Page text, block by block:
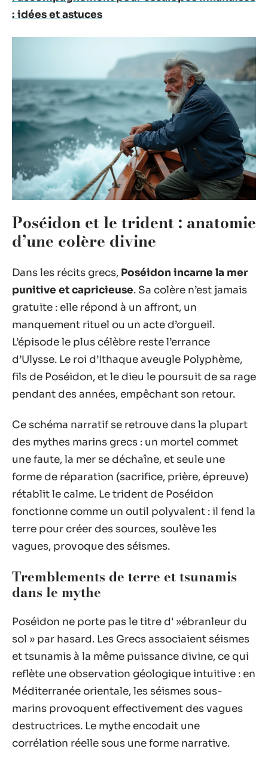
: idées et astuces
Poséidon et le trident : anatomie
d’une colère divine
Dans les récits grecs, Poséidon incarne la mer
punitive et capricieuse. Sa colère n’est jamais
gratuite : elle répond à un affront, un
manquement rituel ou un acte d’orgueil.
L’épisode le plus célèbre reste l’errance
d’Ulysse. Le roi d’Ithaque aveugle Polyphème,
fils de Poséidon, et le dieu le poursuit de sa rage
pendant des années, empêchant son retour.
Ce schéma narratif se retrouve dans la plupart
des mythes marins grecs : un mortel commet
une faute, la mer se déchaîne, et seule une
forme de réparation (sacrifice, prière, épreuve)
rétablit le calme. Le trident de Poséidon
fonctionne comme un outil polyvalent : il fend la
terre pour créer des sources, soulève les
vagues, provoque des séismes.
Tremblements de terre et tsunamis
dans le mythe
Poséidon ne porte pas le titre d' »ébranleur du
sol » par hasard. Les Grecs associaient séismes
et tsunamis à la même puissance divine, ce qui
reflète une observation géologique intuitive : en
Méditerranée orientale, les séismes sous-
marins provoquent effectivement des vagues
destructrices. Le mythe encodait une
corrélation réelle sous une forme narrative.